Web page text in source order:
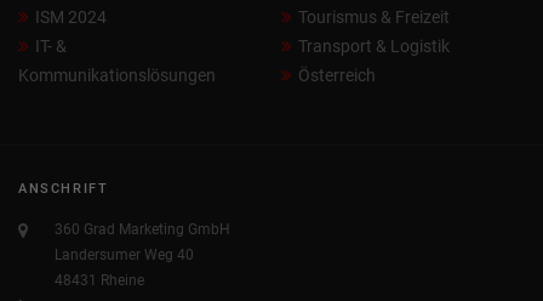
ISM 2024
IT- &
Kommunikationslösungen
Tourismus & Freizeit
Transport & Logistik
Österreich
ANSCHRIFT
360 Grad Marketing GmbH
Landersumer Weg 40
48431 Rheine